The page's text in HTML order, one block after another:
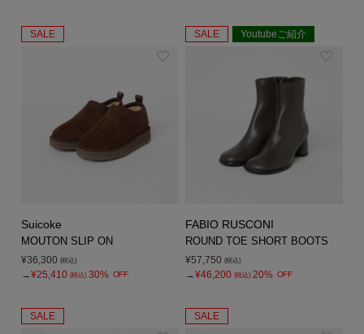
SALE
Suicoke
MOUTON SLIP ON
¥36,300 (税込)
→¥25,410 (税込) 30% OFF
SALE Youtubeご紹介
FABIO RUSCONI
ROUND TOE SHORT BOOTS
¥57,750 (税込)
→¥46,200 (税込) 20% OFF
SALE SALE